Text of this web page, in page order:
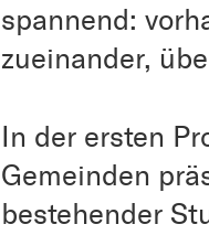
spannend:
zueinander,
In der ersten
Gemeinden
bestehender